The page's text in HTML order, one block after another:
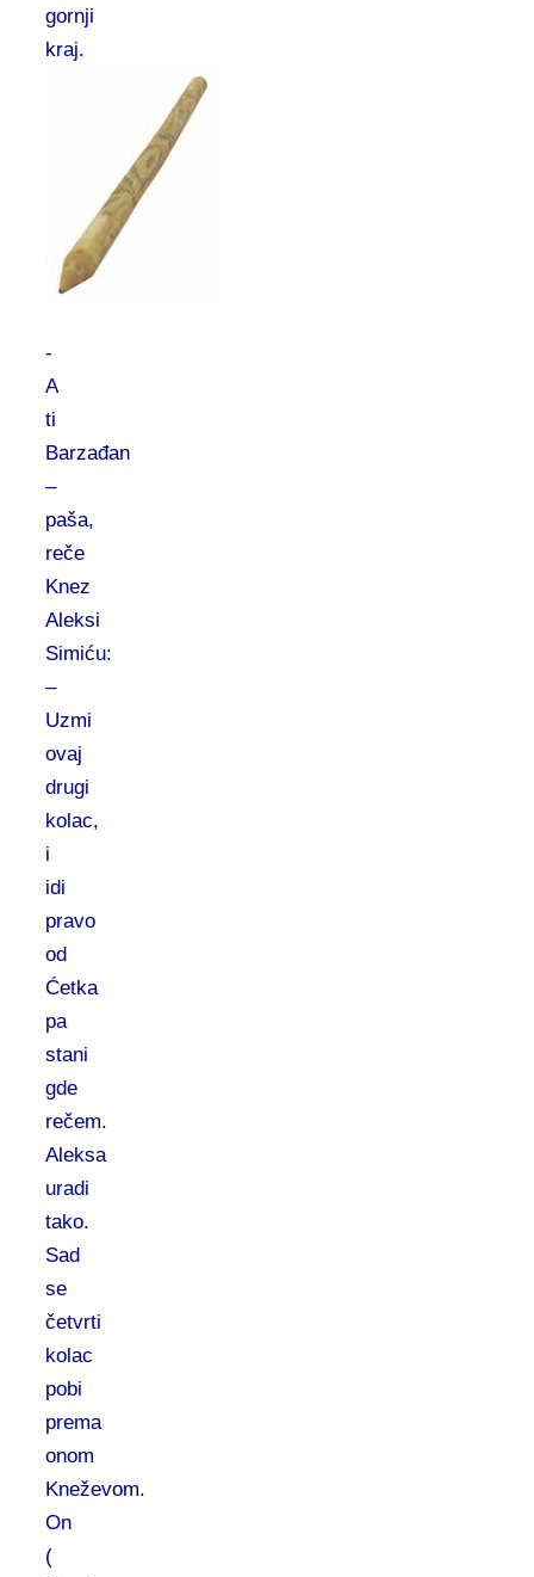
gornji
kraj.
-
A
ti
Barzađan
–
paša,
reče
Knez
Aleksi
Simiću:
–
Uzmi
ovaj
drugi
kolac,
i
idi
pravo
od
Ćetka
pa
stani
gde
rečem.
Aleksa
uradi
tako.
Sad
se
četvrti
kolac
pobi
prema
onom
Kneževom.
On
(